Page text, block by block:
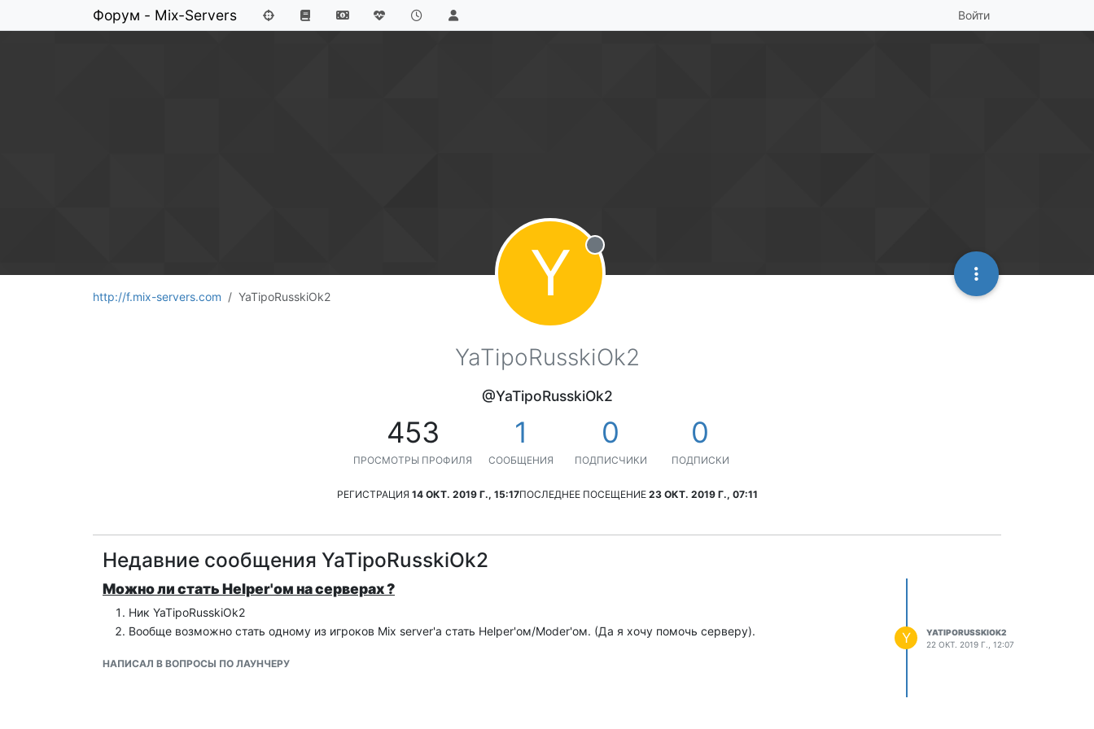
Форум - Mix-Servers Войти
http://f.mix-servers.com YaTipoRusskiOk2 Y Не в сети
YaTipoRusskiOk2
@YaTipoRusskiOk2
453
ПРОСМОТРЫ ПРОФИЛЯ
1
СООБЩЕНИЯ
0
ПОДПИСЧИКИ
0
ПОДПИСКИ
РЕГИСТРАЦИЯ 14 ОКТ. 2019 Г., 15:17ПОСЛЕДНЕЕ ПОСЕЩЕНИЕ 23 ОКТ. 2019 Г., 07:11
Недавние сообщения YaTipoRusskiOk2
Можно ли стать Helper'ом на серверах ?
Ник YaTipoRusskiOk2
Вообще возможно стать одному из игроков Mix server'а стать Helper'ом/Moder'ом. (Да я хочу помочь серверу).
НАПИСАЛ В ВОПРОСЫ ПО ЛАУНЧЕРУ
Y
YATIPORUSSKIOK2
22 ОКТ. 2019 Г., 12:07